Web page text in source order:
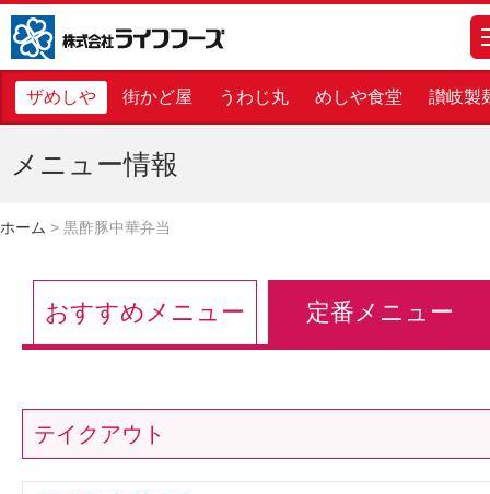
株式会社ライフフーズ
ザめしや 街かど屋 うわじ丸 めしや食堂 讃岐製
メニュー情報
ホーム > 黒酢豚中華弁当
おすすめメニュー 定番メニュー
テイクアウト